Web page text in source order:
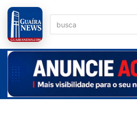
Pular
para
o
conteúdo